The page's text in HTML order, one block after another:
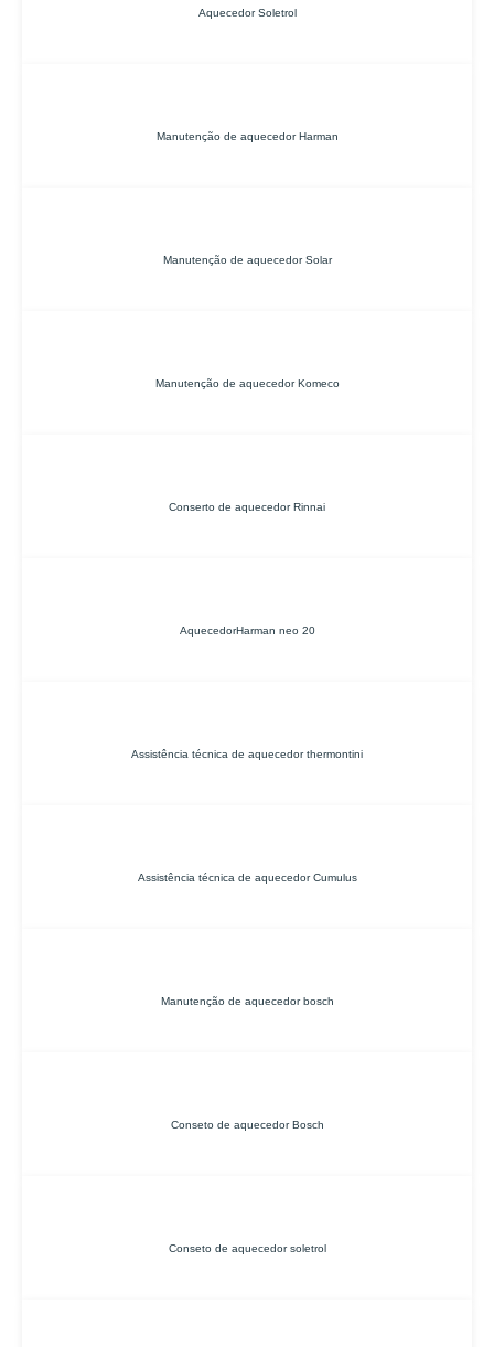
Aquecedor Soletrol
Manutenção de aquecedor Harman
Manutenção de aquecedor Solar
Manutenção de aquecedor Komeco
Conserto de aquecedor Rinnai
AquecedorHarman neo 20
Assistência técnica de aquecedor thermontini
Assistência técnica de aquecedor Cumulus
Manutenção de aquecedor bosch
Conseto de aquecedor Bosch
Conseto de aquecedor soletrol